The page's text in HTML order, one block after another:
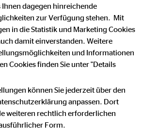
über Art, Umfang und Zweck
genutzten und verarbeiteten
informieren. Ferner werden
dieser Datenschutzerklärung über
Rechte aufgeklärt.
AG hat als für die Verarbeitung
technische und organisatorische
um einen möglichst lückenlosen
verarbeiteten
sicherzustellen. Dennoch können
Ihnen dagegen hinreichende
zur Verfügung stehen. Mit
in die Statistik und Marketing Cookies
damit einverstanden. Weitere
und Informationen
Cookies finden Sie unter "Details
können Sie jederzeit über den
anpassen. Dort
weiteren rechtlich erforderlichen
Form.